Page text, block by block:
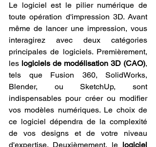
Le logiciel est le pilier numérique de
toute opération d'impression 3D. Avant
même de lancer une impression, vous
interagirez avec deux catégories
principales de logiciels. Premièrement,
les logiciels de modélisation 3D (CAO),
tels que Fusion 360, SolidWorks,
Blender, ou SketchUp, sont
indispensables pour créer ou modifier
vos modèles numériques. Le choix de
ce logiciel dépendra de la complexité
de vos designs et de votre niveau
d'expertise. Deuxièmement, le logiciel